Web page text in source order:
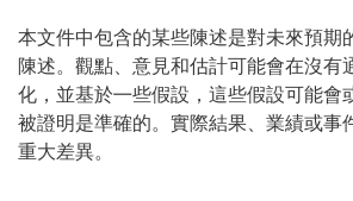
本文件中包含的某些陳述是對未來預期
陳述。觀點、意見和估計可能會在沒有
化，並基於㇐些假設，這些假設可能會
被證明是準確的。實際結果、業績或事
重大差異。